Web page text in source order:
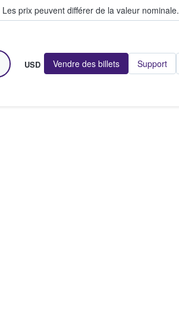
Les prix peuvent différer de la valeur nominale.
USD Vendre des billets Support